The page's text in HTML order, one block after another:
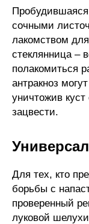
сочными
лакомством
стеклянница –
полакомиться
антракноз
уничтожив куст
зацвести.
Для тех, кто
борьбы с
проверенный
луковой